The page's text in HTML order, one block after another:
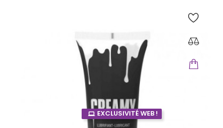
EXCLUSIVITÉ WEB !